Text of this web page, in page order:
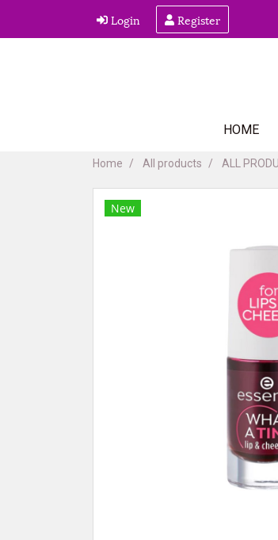
Login Register
HOME
Home All products ALL
New